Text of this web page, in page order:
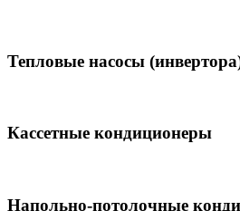
Тепловые насосы
Кассетные кондиционеры
Напольно-потолочные